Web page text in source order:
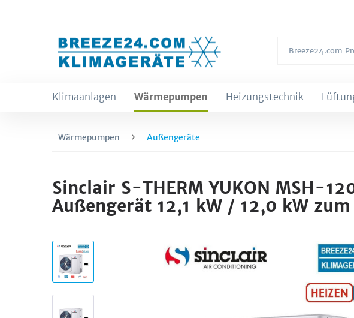
Klimaanlagen Wärmepumpen Heizungstechnik
Wärmepumpen Außengeräte
Sinclair S-THERM YUKON MSH-
Außengerät 12,1 kW / 12,0 kW